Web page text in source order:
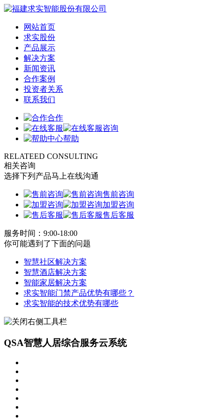
网站首页
求实股份
产品展示
解决方案
新闻资讯
合作案例
投资者关系
联系我们
合作
咨询
帮助
RELATEED CONSULTING
相关咨询
选择下列产品马上在线沟通
售前咨询
加盟咨询
售后客服
服务时间：9:00-18:00
你可能遇到了下面的问题
智慧社区解决方案
智慧酒店解决方案
智能家居解决方案
求实智能门禁产品优势有哪些？
求实智能的技术优势有哪些
QSA智慧人居综合服务云系统